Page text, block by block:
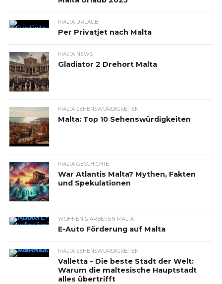
MALTA URLAUB
Per Privatjet nach Malta
MALTA NEWS
Gladiator 2 Drehort Malta
MALTA SEHENSWÜRDIGKEITEN
Malta: Top 10 Sehenswürdigkeiten
MALTA GESCHICHTE
War Atlantis Malta? Mythen, Fakten
und Spekulationen
WOHNEN & ARBEITEN MALTA
E-Auto Förderung auf Malta
MALTA SEHENSWÜRDIGKEITEN
Valletta – Die beste Stadt der Welt:
Warum die maltesische Hauptstadt
alles übertrifft